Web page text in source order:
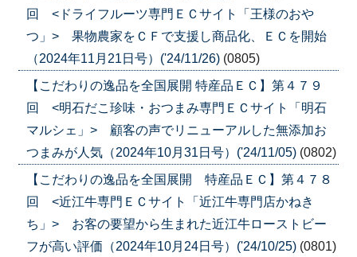
回 <ドライフルーツ専門ＥＣサイト「王様のおや
つ」> 果物農家をＣＦで支援し商品化、ＥＣを開始
（2024年11月21日号）('24/11/26) (0805)
【こだわりの逸品を全国展開 特産品ＥＣ】第４７９
回 <明石だこ珍味・おつまみ専門ＥＣサイト「明石
マルシェ」> 顧客の声でリニューアルした無添加お
つまみが人気（2024年10月31日号）('24/11/05) (0802)
【こだわりの逸品を全国展開 特産品ＥＣ】第４７８
回 <近江牛専門ＥＣサイト「近江牛専門店かねき
ち」> お客の要望から生まれた近江牛ローストビー
フが高い評価（2024年10月24日号）('24/10/25) (0801)